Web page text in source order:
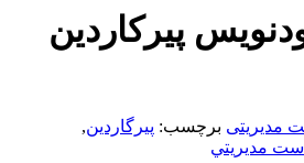
پیرکاردین
برچسب:پيرگاردين,